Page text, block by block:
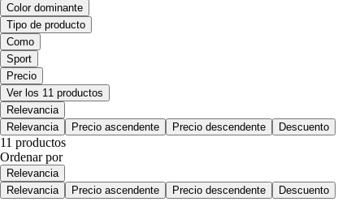
Color dominante
Tipo de producto
Como
Sport
Precio
Ver los 11 productos
Relevancia
Relevancia
Precio ascendente Precio descendente Descuento
11 productos
Ordenar por
Relevancia
Relevancia
Precio ascendente Precio descendente Descuento